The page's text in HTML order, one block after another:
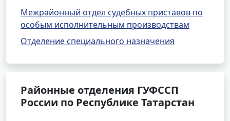
Межрайонный отдел судебных приставов по
особым исполнительным производствам
Отделение специального назначения
Районные отделения ГУФССП
России по Республике Татарстан